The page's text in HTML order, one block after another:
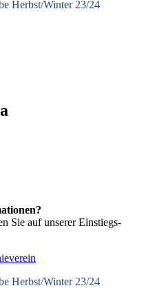
Herbst/Winter 23/24
Sie auf unserer Einstiegs-
Herbst/Winter 23/24